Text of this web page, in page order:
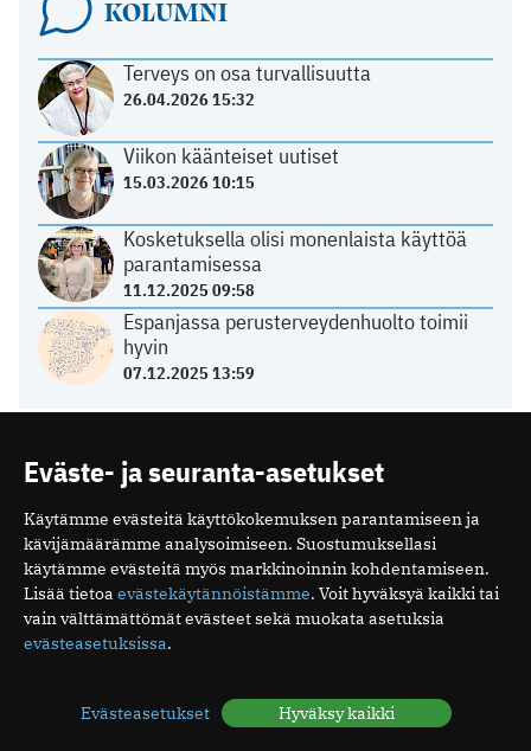
KOLUMNI
Terveys on osa turvallisuutta
26.04.2026 15:32
Viikon käänteiset uutiset
15.03.2026 10:15
Kosketuksella olisi monenlaista käyttöä
parantamisessa
11.12.2025 09:58
Espanjassa perusterveydenhuolto toimii
hyvin
07.12.2025 13:59
HYVINVOINTI
Unirytmi sekaisin loman jälkeen – näin
vuorokausirytmi palautuu
05.08.2026 06:13
Mitä ovat minipillerit ja miten ne vaikuttavat?
26.07.2026 19:16
Elohiiri silmässä – ärsyttävä, mutta yleensä
Eväste- ja seuranta-asetukset
Käytämme evästeitä käyttökokemuksen parantamiseen ja
kävijämäärämme analysoimiseen. Suostumuksellasi
käytämme evästeitä myös markkinoinnin kohdentamiseen.
Lisää tietoa evästekäytännöistämme. Voit hyväksyä kaikki tai
vain välttämättömät evästeet sekä muokata asetuksia
evästeasetuksissa.
Evästeasetukset Hyväksy kaikki